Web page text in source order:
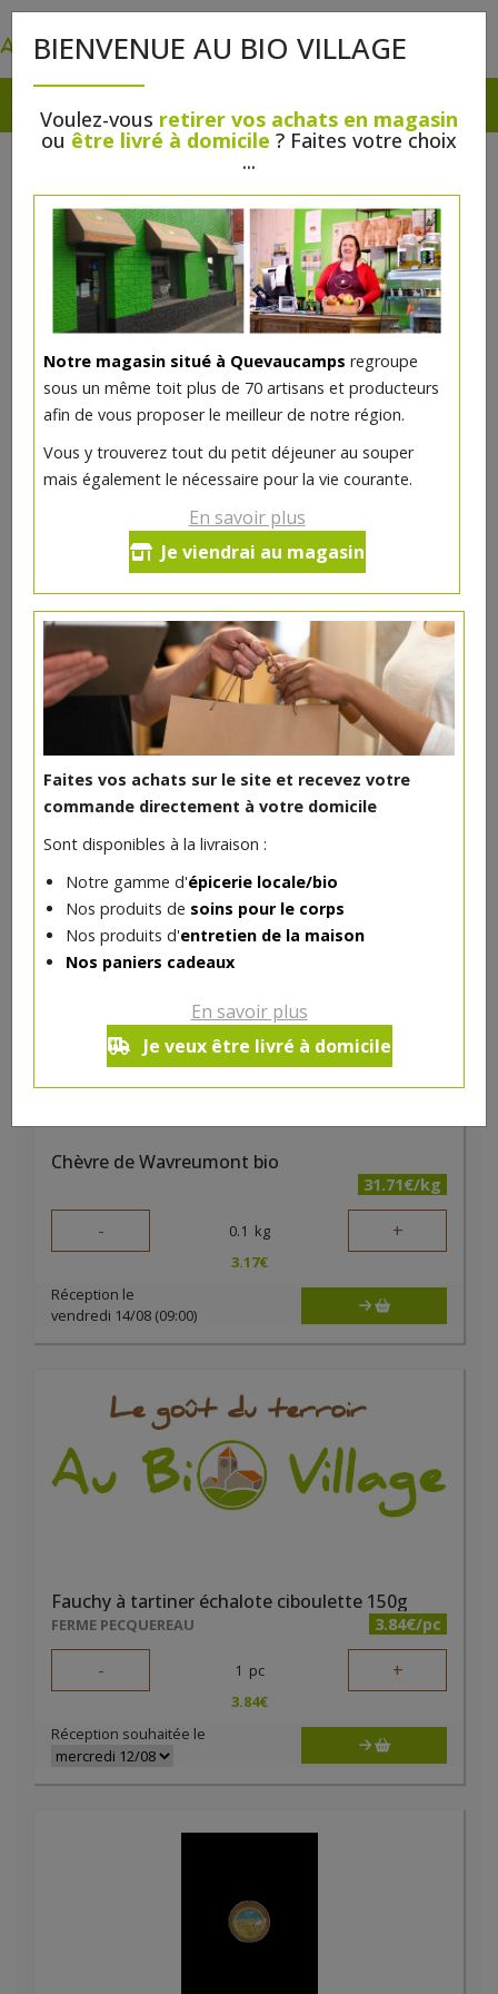
BIENVENUE AU BIO VILLAGE
Voulez-vous retirer vos achats en magasin
ou être livré à domicile ? Faites votre choix
...
Notre magasin situé à Quevaucamps regroupe
sous un même toit plus de 70 artisans et producteurs
afin de vous proposer le meilleur de notre région.
Vous y trouverez tout du petit déjeuner au souper
mais également le nécessaire pour la vie courante.
En savoir plus
Je viendrai au magasin
Faites vos achats sur le site et recevez votre
commande directement à votre domicile
Sont disponibles à la livraison :
Notre gamme d'épicerie locale/bio
Nos produits de soins pour le corps
Nos produits d'entretien de la maison
Nos paniers cadeaux
En savoir plus
Je veux être livré à domicile
Bergeval fleuri bio 300g brebis
- 1 pc +
10.4€
Réception le
vendredi 14/08 (09:00)
1 pc = ± 0.3 kg = ± 10.40 €
DANS LA MÊME CATÉGORIE ...
Chèvre de Wavreumont bio
31.71€/kg
- 0.1 kg +
3.17€
Réception le
vendredi 14/08 (09:00)
Fauchy à tartiner échalote ciboulette 150g
FERME PECQUEREAU 3.84€/pc
- 1 pc +
3.84€
Réception souhaitée le